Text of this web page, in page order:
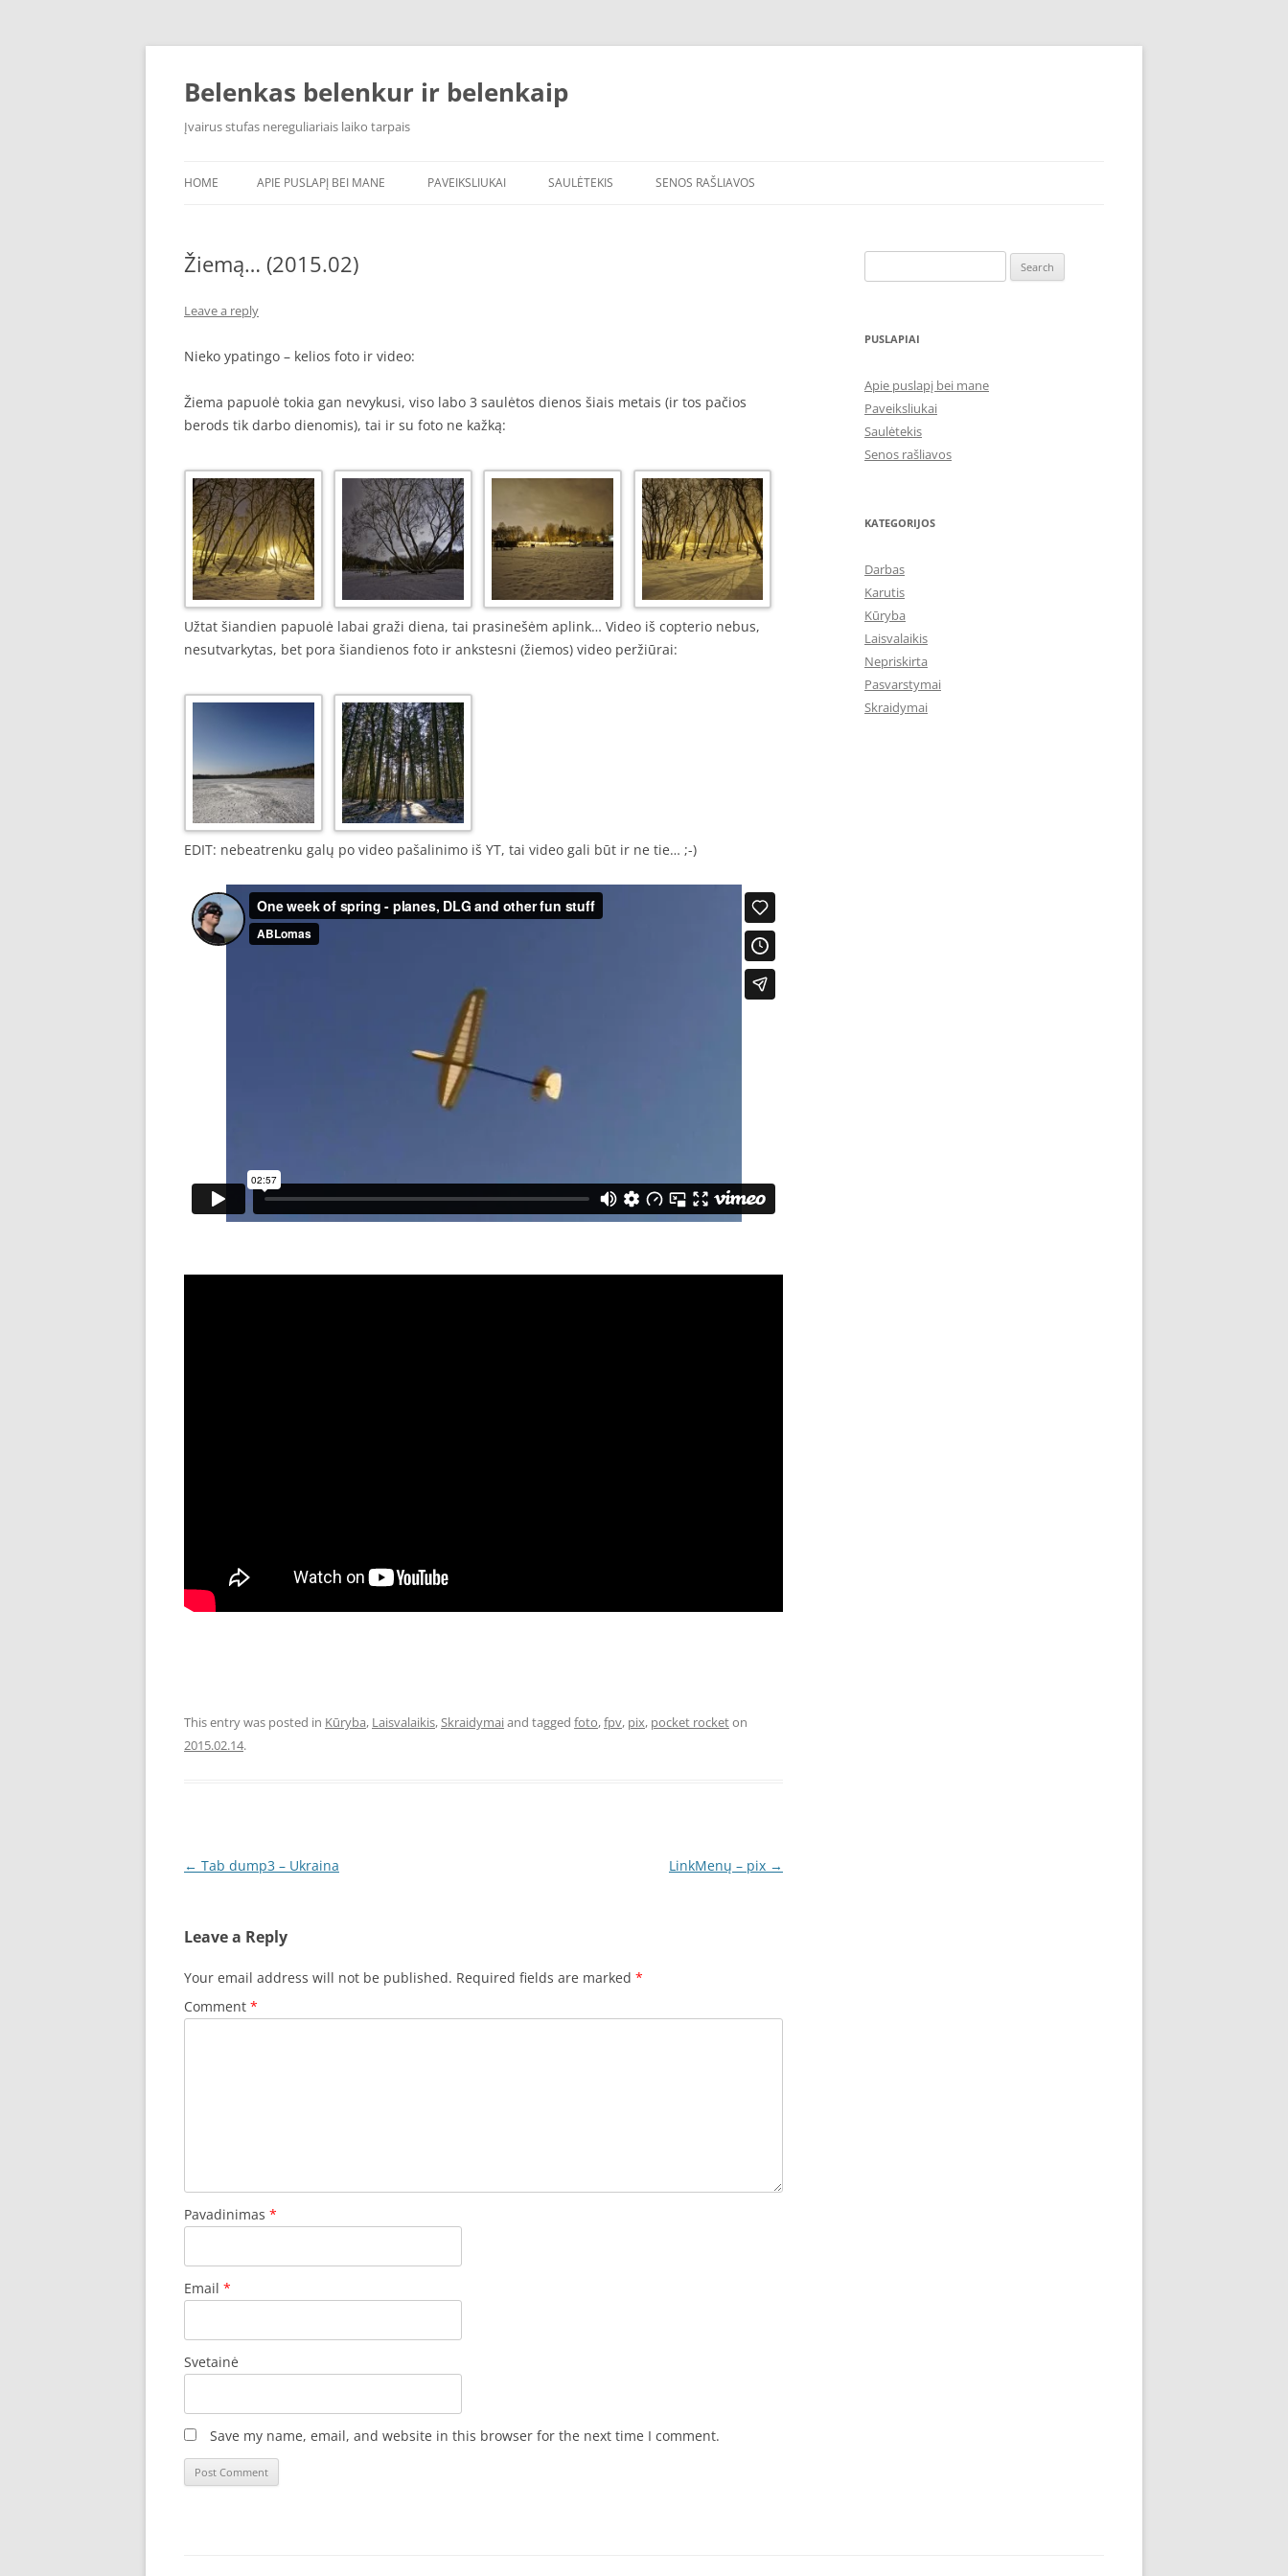
Skip
content
Belenkas belenkur ir belenkaip
Įvairus stufas nereguliariais laiko tarpais
HOME APIE PUSLAPĮ BEI MANE PAVEIKSLIUKAI SAULĖTEKIS SENOS RAŠLIAVOS
Žiemą… (2015.02)
Leave a reply
Nieko ypatingo – kelios foto ir video:
Žiema papuolė tokia gan nevykusi, viso labo 3 saulėtos dienos šiais metais (ir tos pačios
berods tik darbo dienomis), tai ir su foto ne kažką:
Užtat šiandien papuolė labai graži diena, tai prasinešėm aplink… Video iš copterio nebus,
nesutvarkytas, bet pora šiandienos foto ir ankstesni (žiemos) video peržiūrai:
EDIT: nebeatrenku galų po video pašalinimo iš YT, tai video gali būt ir ne tie… ;-)
This entry was posted in Kūryba, Laisvalaikis,Skraidymaiand tagged foto,fpv, pix, pocket rocketon
2015.02.14.
Post
← Tab dump3 – Ukraina LinkMenų – pix →
Leave a Reply
Your email address will not be published. Required fields are marked *
Comment *
Pavadinimas *
Email *
Svetainė
Save my name, email, and website in this browser for the next time I comment.
for:
PUSLAPIAI
Apie puslapį bei mane
Paveiksliukai
Saulėtekis
Senos rašliavos
KATEGORIJOS
Darbas
Karutis
Kūryba
Laisvalaikis
Nepriskirta
Pasvarstymai
Skraidymai